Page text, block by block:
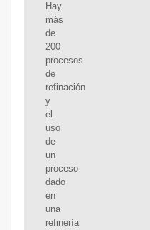
Hay
más
de
200
procesos
de
refinación
y
el
uso
de
un
proceso
dado
en
una
refinería